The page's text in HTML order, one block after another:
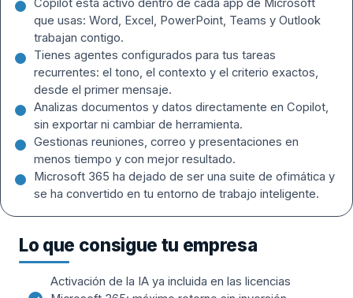
Copilot está activo dentro de cada app de Microsoft
que usas: Word, Excel, PowerPoint, Teams y Outlook
trabajan contigo.
Tienes agentes configurados para tus tareas
recurrentes: el tono, el contexto y el criterio exactos,
desde el primer mensaje.
Analizas documentos y datos directamente en Copilot,
sin exportar ni cambiar de herramienta.
Gestionas reuniones, correo y presentaciones en
menos tiempo y con mejor resultado.
Microsoft 365 ha dejado de ser una suite de ofimática y
se ha convertido en tu entorno de trabajo inteligente.
Lo que consigue tu empresa
Activación de la IA ya incluida en las licencias